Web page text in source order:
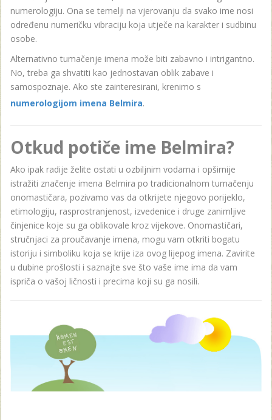
numerologiju. Ona se temelji na vjerovanju da svako ime nosi
određenu numeričku vibraciju koja utječe na karakter i sudbinu
osobe.
Alternativno tumačenje imena može biti zabavno i intrigantno.
No, treba ga shvatiti kao jednostavan oblik zabave i
samospoznaje. Ako ste zainteresirani, krenimo s
numerologijom imena Belmira.
Otkud potiče ime Belmira?
Ako ipak radije želite ostati u ozbiljnim vodama i opširnije
istražiti značenje imena Belmira po tradicionalnom tumačenju
onomastičara, pozivamo vas da otkrijete njegovo porijeklo,
etimologiju, rasprostranjenost, izvedenice i druge zanimljive
činjenice koje su ga oblikovale kroz vijekove. Onomastičari,
stručnjaci za proučavanje imena, mogu vam otkriti bogatu
istoriju i simboliku koja se krije iza ovog lijepog imena. Zavirite
u dubine prošlosti i saznajte sve što vaše ime ima da vam
ispriča o vašoj ličnosti i precima koji su ga nosili.